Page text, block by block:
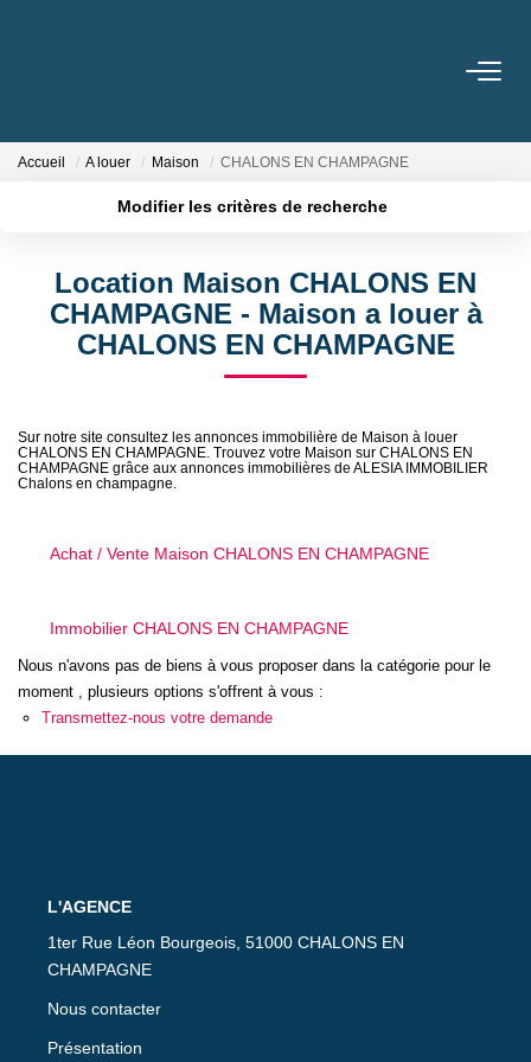
ESTIMER
Qui Sommes Nous
Accueil A louer Maison CHALONS EN CHAMPAGNE
Modifier les critères de recherche
Type de bien
Budget max Plus de critères
Location Maison CHALONS EN
CHAMPAGNE - Maison a louer à
CHALONS EN CHAMPAGNE
Sur notre site consultez les annonces immobilière de Maison à louer
CHALONS EN CHAMPAGNE. Trouvez votre Maison sur CHALONS EN
CHAMPAGNE grâce aux annonces immobilières de ALESIA IMMOBILIER
Chalons en champagne.
Achat / Vente Maison CHALONS EN CHAMPAGNE
Immobilier CHALONS EN CHAMPAGNE
Nous n'avons pas de biens à vous proposer dans la catégorie pour le
moment , plusieurs options s'offrent à vous :
Transmettez-nous votre demande
L'AGENCE
1ter Rue Léon Bourgeois, 51000 CHALONS EN
CHAMPAGNE
Nous contacter
Présentation